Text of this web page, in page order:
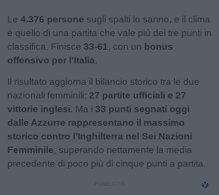
Le 4.376 persone sugli spalti lo sanno, e il clima
è quello di una partita che vale più dei tre punti in
classifica. Finisce 33-61, con un bonus
offensivo per l'Italia.
Il risultato aggiorna il bilancio storico tra le due
nazionali femminili: 27 partite ufficiali e 27
vittorie inglesi. Ma i 33 punti segnati oggi
dalle Azzurre rappresentano il massimo
storico contro l’Inghilterra nel Sei Nazioni
Femminile, superando nettamente la media
precedente di poco più di cinque punti a partita.